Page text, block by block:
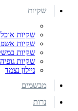
שקיות
שקיות אוכל
שקיות
שקיות
שקיות גופיה
ניילון נצמד
מבשמים
נרות